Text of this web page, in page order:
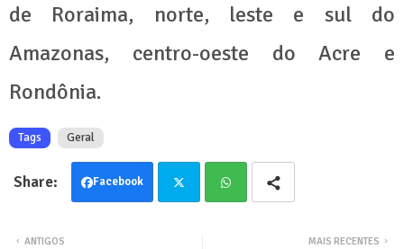
de Roraima, norte, leste e sul do
Amazonas, centro-oeste do Acre e
Rondônia.
Tags Geral
Facebook
MAIS RECENTES
ANTIGOS